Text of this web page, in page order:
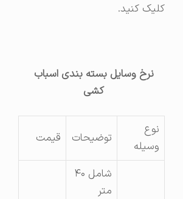
کلیک کنید.
نرخ وسایل بسته بندی اسباب
کشی
وسیله
توضیحات قیمت
شامل ۴۰